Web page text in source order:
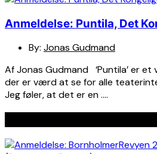
Anmeldelse: Puntila, Det
By: Jonas Gudmand
Af Jonas Gudmand ‘Puntila’ er
der er værd at se for alle
Jeg føler, at det er en ….